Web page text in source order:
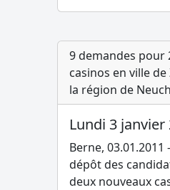
9 demandes pour
casinos en ville
la région de
Lundi 3 janvier
Berne, 03.01.2011
dépôt des
deux nouveaux